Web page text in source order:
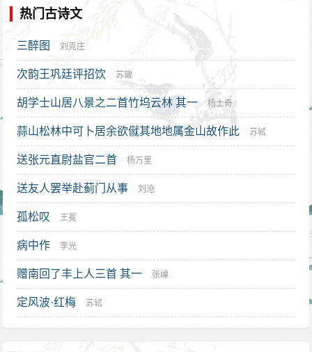
热门古诗文
三醉图 刘克庄
次韵王巩廷评招饮 苏辙
胡学士山居八景之二首竹坞云林 其一 杨士奇
蒜山松林中可卜居余欲僦其地地属金山故作此 苏轼
送张元直尉盐官二首 杨万里
送友人罢举赴蓟门从事 刘沧
孤松叹 王冕
病中作 李光
赠南回了丰上人三首 其一 张嵲
定风波·红梅 苏轼